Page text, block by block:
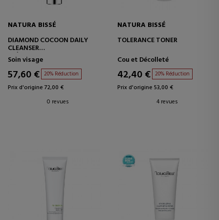
NATURA BISSÉ
DIAMOND COCOON DAILY
CLEANSER
CRÈME NETTOYANTE
Soin visage
57,60 € 20% Réduction
Prix d'origine 72,00 €
0 revues
NATURA BISSÉ
TOLERANCE TONER
Cou et Décolleté
42,40 € 20% Réduction
Prix d'origine 53,00 €
4 revues